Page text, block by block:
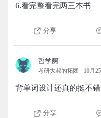
6.看完整看完两三本书
分享
哲学舸
考研大叔的拓团 10月
背单词设计还真的挺不
分享